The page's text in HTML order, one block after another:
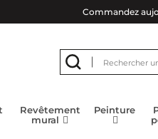
Commandez
Revêtement
mural
Peinture